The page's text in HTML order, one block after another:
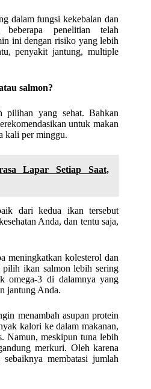
dalam fungsi kekebalan dan
beberapa penelitian telah
ini dengan risiko yang lebih
penyakit jantung, multiple
salmon?
pilihan yang sehat. Bahkan
untuk makan
kali per minggu.
Lapar Setiap Saat,
dari kedua ikan tersebut
Anda, dan tentu saja,
meningkatkan kolesterol dan
ikan salmon lebih sering
omega-3 di dalamnya yang
jantung Anda.
menambah asupan protein
kalori ke dalam makanan,
Namun, meskipun tuna lebih
merkuri. Oleh karena
membatasi jumlah